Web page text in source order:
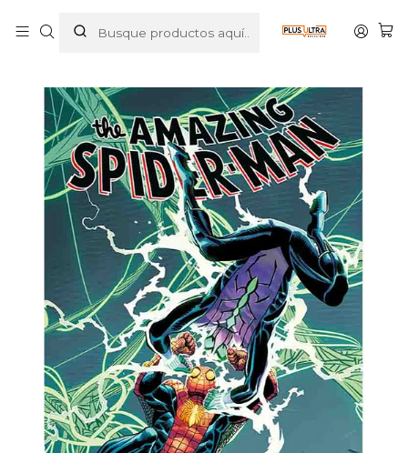
THE AMAZING SPIDER-MAN TPB VOL. 07: DARK WEB
PARTE 2 - PANINI LATAM